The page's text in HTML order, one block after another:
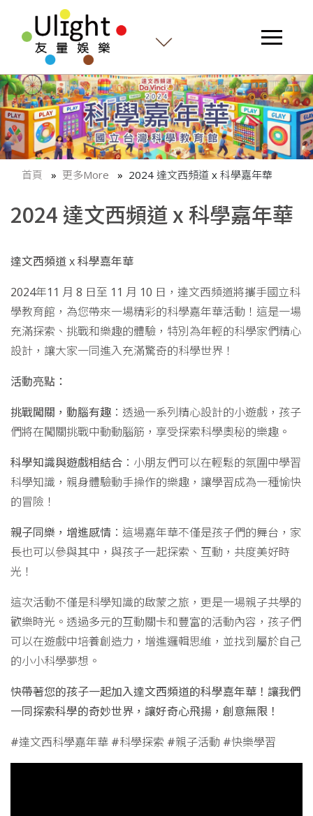
首頁 更多More 2024 達文西頻道 x 科學嘉年華
2024 達文西頻道 x 科學嘉年華
達文西頻道 x 科學嘉年華
2024年11 月 8 日至 11 月 10 日，達文西頻道將攜手國立科
學教育館，為您帶來一場精彩的科學嘉年華活動！這是一場
充滿探索、挑戰和樂趣的體驗，特別為年輕的科學家們精心
設計，讓大家一同進入充滿驚奇的科學世界！
活動亮點：
挑戰闖關，動腦有趣 ：透過一系列精心設計的小遊戲，孩子
們將在闖關挑戰中動動腦筋，享受探索科學奧秘的樂趣。
科學知識與遊戲相結合 ：小朋友們可以在輕鬆的氛圍中學習
科學知識，親身體驗動手操作的樂趣，讓學習成為一種愉快
的冒險！
親子同樂，增進感情 ：這場嘉年華不僅是孩子們的舞台，家
長也可以參與其中，與孩子一起探索、互動，共度美好時
光！
這次活動不僅是科學知識的啟蒙之旅，更是一場親子共學的
歡樂時光。透過多元的互動關卡和豐富的活動內容，孩子們
可以在遊戲中培養創造力，增進邏輯思維，並找到屬於自己
的小小科學夢想。
快帶著您的孩子一起加入達文西頻道的科學嘉年華！讓我們
一同探索科學的奇妙世界，讓好奇心飛揚，創意無限！
#達文西科學嘉年華 #科學探索 #親子活動 #快樂學習